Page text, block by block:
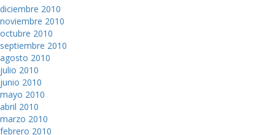
diciembre 2010
noviembre 2010
octubre 2010
septiembre 2010
agosto 2010
julio 2010
junio 2010
mayo 2010
abril 2010
marzo 2010
febrero 2010